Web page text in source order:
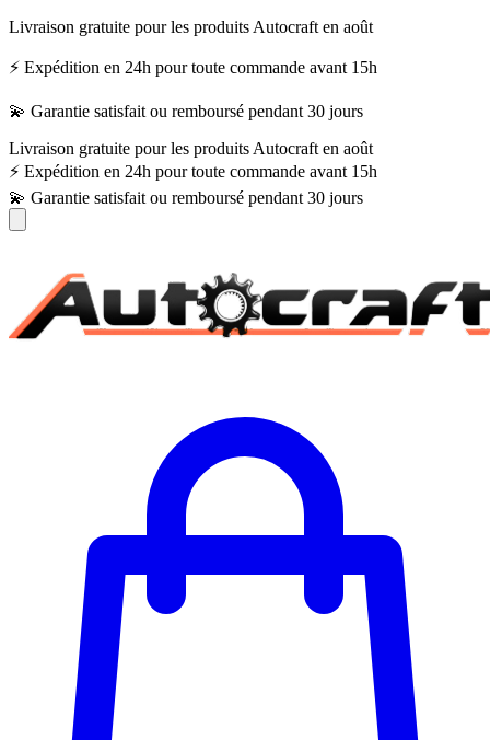
Livraison gratuite pour les produits Autocraft en août
⚡ Expédition en 24h pour toute commande avant 15h
💫 Garantie satisfait ou remboursé pendant 30 jours
Livraison gratuite pour les produits Autocraft en août
⚡ Expédition en 24h pour toute commande avant 15h
💫 Garantie satisfait ou remboursé pendant 30 jours